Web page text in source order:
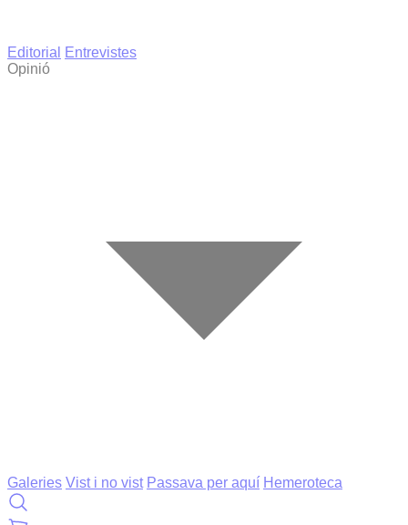
Editorial
Entrevistes
Opinió
Galeries Vist i no vist Passava per aquí Hemeroteca